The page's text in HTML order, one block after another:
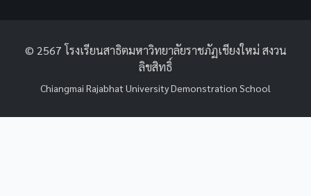
© 2567 โรงเรียนสาธิตมหาวิทยาลัยราชภัฏเชียงใหม่ สงวน
ลิขสิทธิ์
Chiangmai Rajabhat University Demonstration School